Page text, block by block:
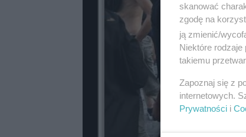
skanować
zgodę na
ją zmienić/
Niektóre
takiemu
Zapoznaj się z
internetowych.
Prywatności i